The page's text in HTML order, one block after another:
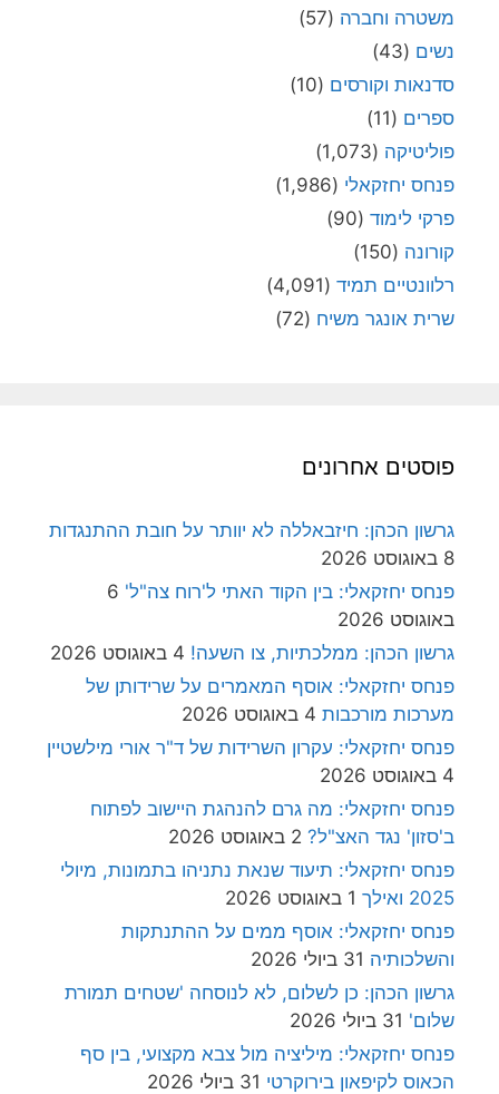
משטרה וחברה (57)
נשים (43)
סדנאות וקורסים (10)
ספרים (11)
פוליטיקה (1,073)
פנחס יחזקאלי (1,986)
פרקי לימוד (90)
קורונה (150)
רלוונטיים תמיד (4,091)
שרית אונגר משיח (72)
פוסטים אחרונים
גרשון הכהן: חיזבאללה לא יוותר על חובת ההתנגדות
8 באוגוסט 2026
פנחס יחזקאלי: בין הקוד האתי ל'רוח צה"ל' 6
באוגוסט 2026
גרשון הכהן: ממלכתיות, צו השעה! 4 באוגוסט 2026
פנחס יחזקאלי: אוסף המאמרים על שרידותן של
מערכות מורכבות 4 באוגוסט 2026
פנחס יחזקאלי: עקרון השרידות של ד"ר אורי מילשטיין
4 באוגוסט 2026
פנחס יחזקאלי: מה גרם להנהגת היישוב לפתוח
ב'סזון' נגד האצ"ל? 2 באוגוסט 2026
פנחס יחזקאלי: תיעוד שנאת נתניהו בתמונות, מיולי
2025 ואילך
1 באוגוסט 2026
פנחס יחזקאלי: אוסף ממים על ההתנתקות
והשלכותיה 31 ביולי 2026
גרשון הכהן: כן לשלום, לא לנוסחה 'שטחים תמורת
שלום' 31 ביולי 2026
פנחס יחזקאלי: מיליציה מול צבא מקצועי, בין סף
הכאוס לקיפאון בירוקרטי 31 ביולי 2026